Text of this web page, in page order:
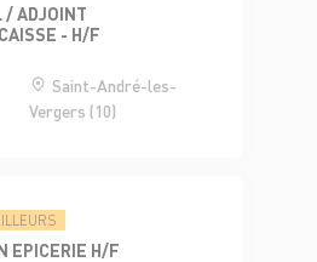
/ ADJOINT
- H/F
Saint-André-les-
Vergers (10)
EPICERIE H/F